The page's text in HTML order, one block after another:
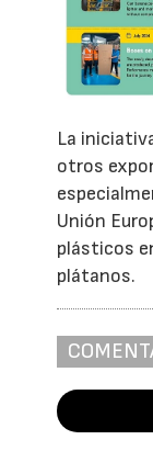
La
otros
Unión
plásticos
plátanos.